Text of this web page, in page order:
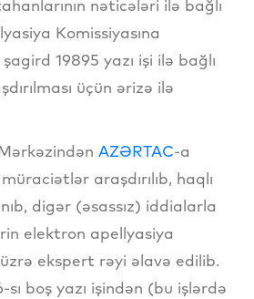
nəticələri ilə bağlı
Komissiyasına
19895 yazı işi ilə bağlı
üçün ərizə ilə
AZƏRTAC-a
araşdırılıb, haqlı
digər (əsassız) iddialarla
elektron apellyasiya
ekspert rəyi əlavə edilib.
boş yazı işindən (bu işlərdə